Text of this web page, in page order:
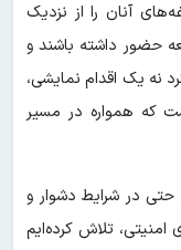
آنان را از نزدیک
حضور داشته باشند و
نه یک اقدام نمایشی،
که همواره در مسیر
در شرایط دشوار و
تلاش کرده‌ایم